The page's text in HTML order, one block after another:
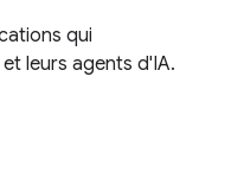
qui
leurs agents d'IA.